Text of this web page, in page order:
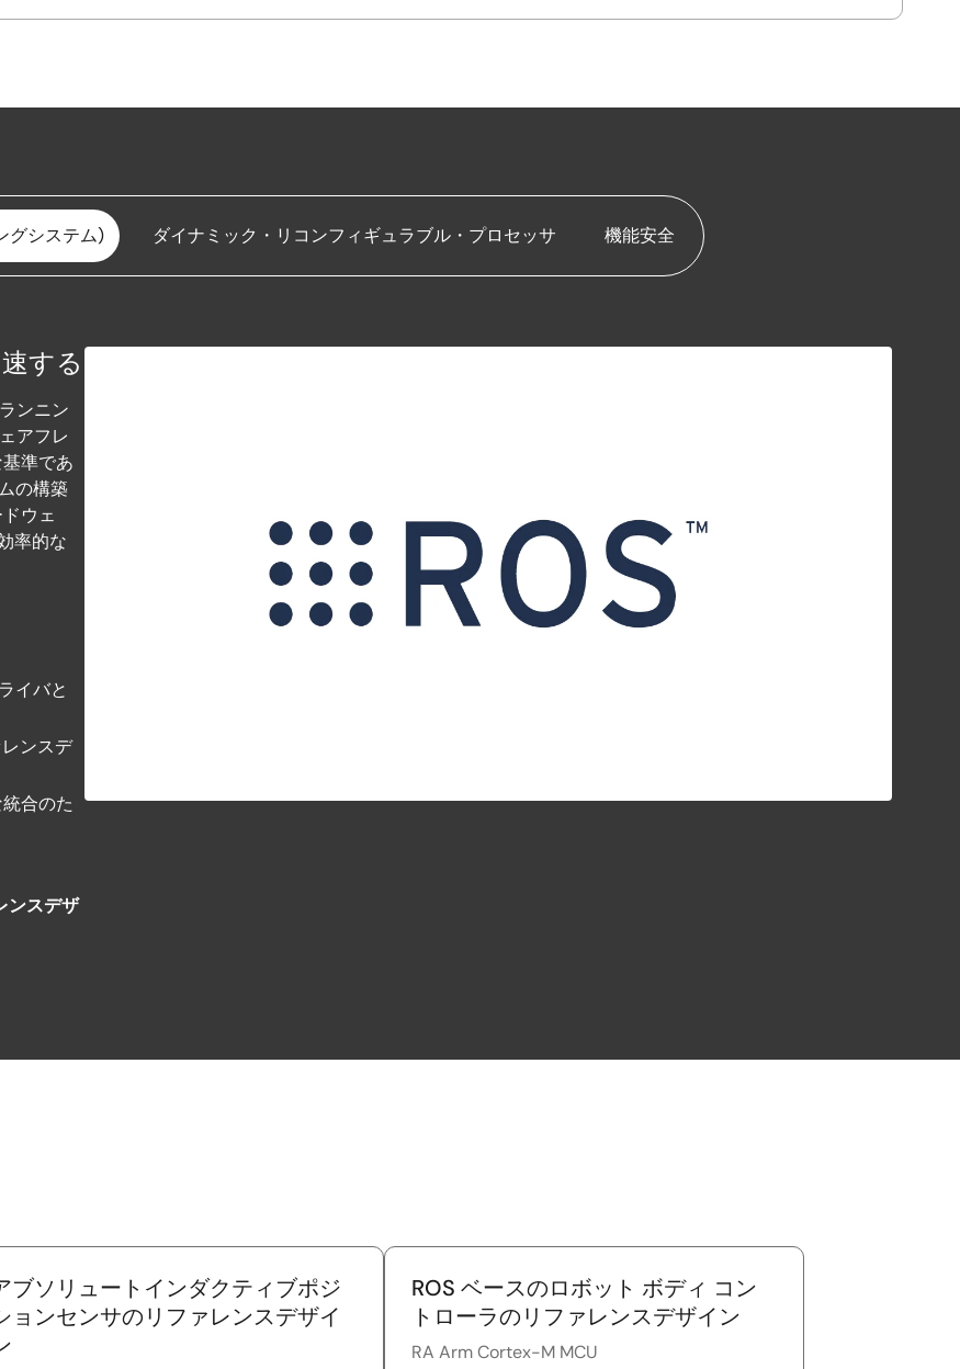
グシステム) ダイナミック・リコンフィギュラブル・プロセッサ 機能安全
する
ンニン
アフレ
準であ
の構築
ウェ
率的な
イバと
ンスデ
合のた
ンスデザ
ブソリュートインダクティブポジ
ョンセンサのリファレンスデザイ
ROS ベースのロボット ボディ コン
トローラのリファレンスデザイン
RA Arm Cortex-M MCU